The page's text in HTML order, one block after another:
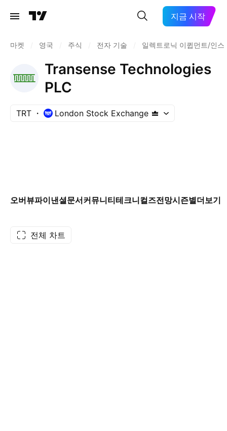
지금 시작
마켓 영국 주식 전자 기술 일렉트로닉 이큅먼트/인스
Transense Technologies
PLC
TRT London Stock Exchange
오버뷰파이낸셜문서커뮤니티테크니컬즈전망시즌별더보기
전체 차트